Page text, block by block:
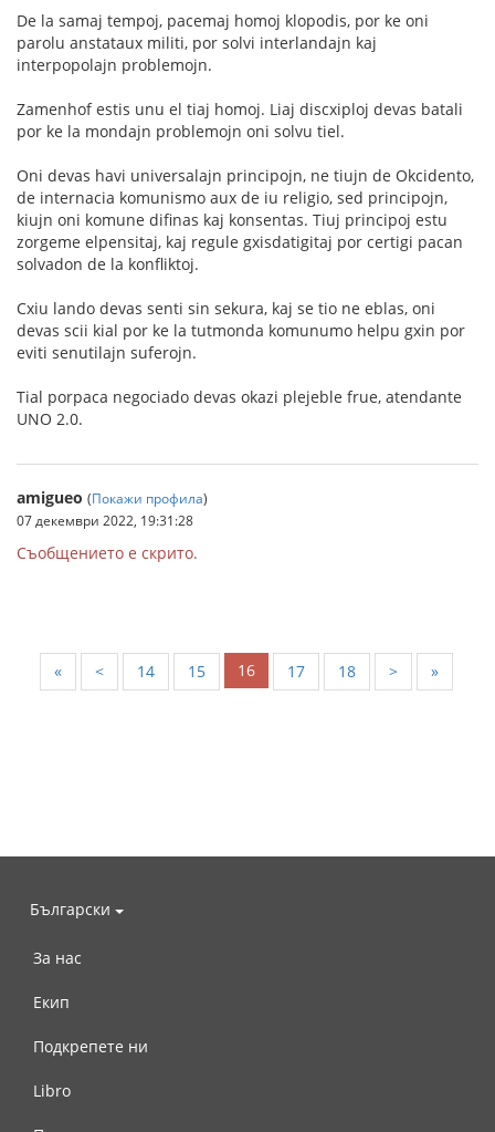
De la samaj tempoj, pacemaj homoj klopodis, por ke oni
parolu anstataux militi, por solvi interlandajn kaj
interpopolajn problemojn.
Zamenhof estis unu el tiaj homoj. Liaj discxiploj devas batali
por ke la mondajn problemojn oni solvu tiel.
Oni devas havi universalajn principojn, ne tiujn de Okcidento,
de internacia komunismo aux de iu religio, sed principojn,
kiujn oni komune difinas kaj konsentas. Tiuj principoj estu
zorgeme elpensitaj, kaj regule gxisdatigitaj por certigi pacan
solvadon de la konfliktoj.
Cxiu lando devas senti sin sekura, kaj se tio ne eblas, oni
devas scii kial por ke la tutmonda komunumo helpu gxin por
eviti senutilajn suferojn.
Tial porpaca negociado devas okazi plejeble frue, atendante
UNO 2.0.
amigueo (Покажи профила)
07 декември 2022, 19:31:28
Съобщението е скрито.
« < 14 15 16 17 18 > »
Български
За нас
Екип
Подкрепете ни
Libro